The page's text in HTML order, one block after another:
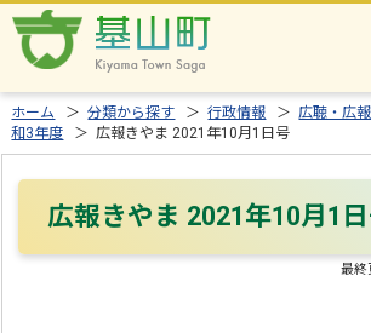
ホーム ＞分類から探す ＞行政情報 ＞広聴・広報
和3年度 ＞ 広報きやま 2021年10月1日号
広報きやま 2021年10月1
最終